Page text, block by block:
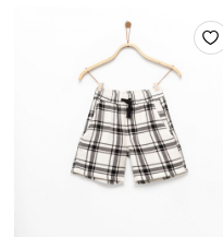
הוסף
למועדפים